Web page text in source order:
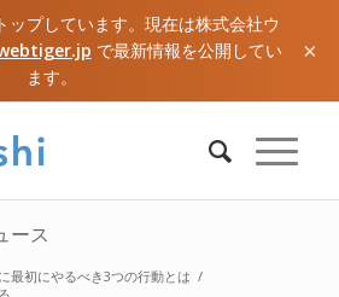
ップしています。現在は株式会社ウ
で最新情報を公開してい
ます。
×
ース
最初にやるべき3つの行動とは /